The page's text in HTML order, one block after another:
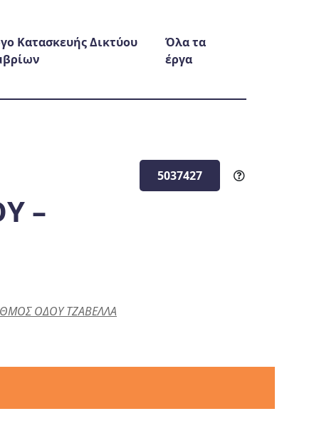
Κατασκευής Δικτύου
Όλα τα
έργα
–
5037427
ΟΔΟΥ ΤΖΑΒΕΛΛΑ